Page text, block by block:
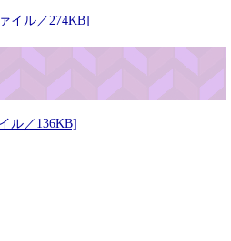
イル／274KB]
ル／136KB]